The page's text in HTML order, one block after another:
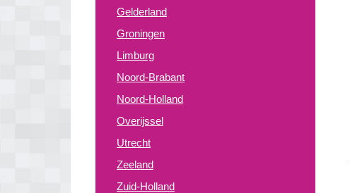
Gelderland
Groningen
Limburg
Noord-Brabant
Noord-Holland
Overijssel
Utrecht
Zeeland
Zuid-Holland